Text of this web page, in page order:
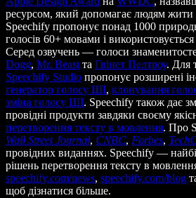
ресурсом, який допомагає людям жити
Speechify пропонує понад 1000
голосів 60+ мовами і
Серед озвучень — голоси
Dogg, Mr. Beastта Гвінет Пелтроу. Для
Speechify Studio пропонує розширені
генератор голосу ШІ, клонування
зміна голосу ШІ. Speechify також дає
провідні продукти завдяки своєму
перетворення тексту в мовлення. Про
Wall Street Journal, CNBC, Forbes,
провідних виданнях. Speechify —
рішень перетворення тексту в
speechify.com/news, speechify.com/blog
щоб дізнатися більше.